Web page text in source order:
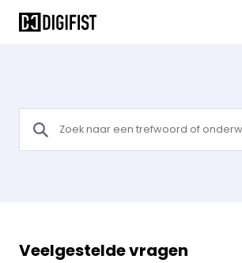
Veelgestelde vragen